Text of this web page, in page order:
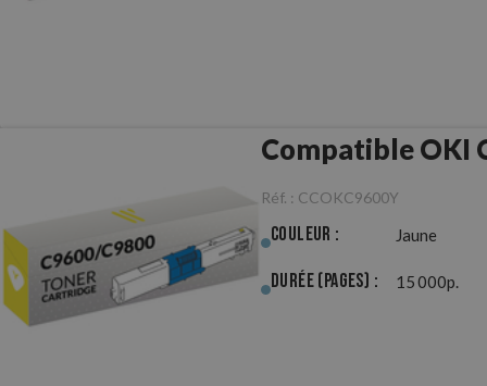
Compatible OKI
Réf. : CCOKC9600Y
Couleur : Jaune
Durée (pages) : 15 000p.